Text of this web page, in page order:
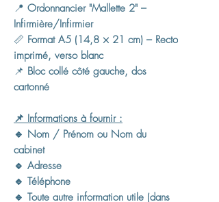
📍 Ordonnancier "Mallette 2" –
Infirmière/Infirmier
📏 Format A5 (14,8 × 21 cm) – Recto
imprimé, verso blanc
📌 Bloc collé côté gauche, dos
cartonné
📌 Informations à fournir :
🔹 Nom / Prénom ou Nom du
cabinet
🔹 Adresse
🔹 Téléphone
🔹 Toute autre information utile (dans